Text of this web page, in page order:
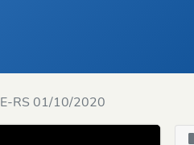
RS 01/10/2020